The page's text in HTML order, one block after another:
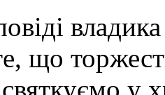
що
у